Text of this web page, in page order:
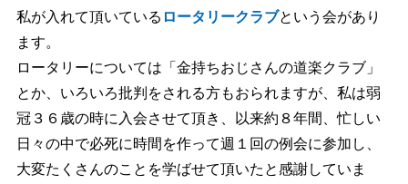
私が入れて頂いている ロータリークラブという会があり
ます。
ロータリーについては「金持ちおじさんの道楽クラブ」
とか、いろいろ批判をされる方もおられますが、私は弱
冠３６歳の時に入会させて頂き、以来約８年間、忙しい
日々の中で必死に時間を作って週１回の例会に参加し、
大変たくさんのことを学ばせて頂いたと感謝していま